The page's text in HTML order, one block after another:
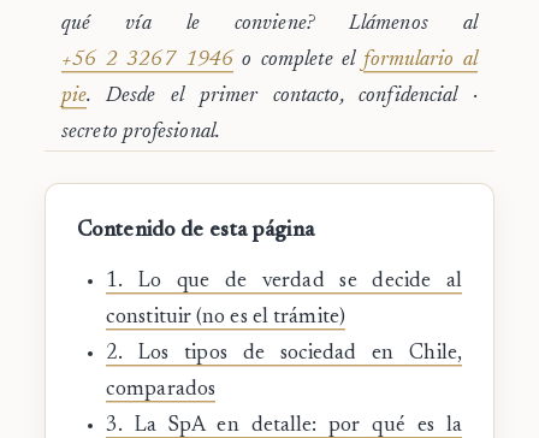
qué vía le conviene? Llámenos al
+56 2 3267 1946 o complete el formulario al
pie. Desde el primer contacto, confidencial ·
secreto profesional.
Contenido de esta página
1. Lo que de verdad se decide al
constituir (no es el trámite)
2. Los tipos de sociedad en Chile,
comparados
3. La SpA en detalle: por qué es la